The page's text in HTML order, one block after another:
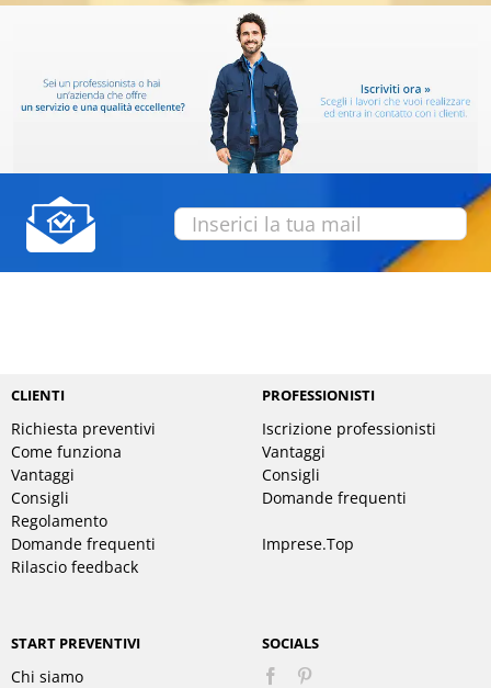
CLIENTI
Richiesta preventivi
Come funziona
Vantaggi
Consigli
Regolamento
Domande frequenti
Rilascio feedback
PROFESSIONISTI
Iscrizione professionisti
Vantaggi
Consigli
Domande frequenti
Imprese.Top
START PREVENTIVI
Chi siamo
SOCIALS